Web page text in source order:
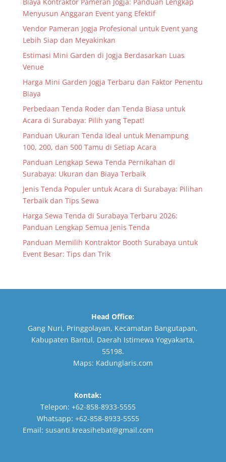
Menyusun Anggaran Event yang Efektif
Vendor Pameran Jogja Profesional untuk Event yang
Lebih Siap dan Meyakinkan
Estimasi Mini Garden di Jogja Berdasarkan Luas
Venue
Harga Mini Garden Jogja Terbaru dan Faktor Penentu
Biaya
Perbedaan Tenda Roder dan Tenda Biasa untuk
Acara di Surabaya: Pilih yang Tepat!
Panduan Ukuran Tenda Ideal untuk Menampung
100, 200, dan 500 Tamu di Setiap Acara
Panduan Lengkap Sewa Tenda Pernikahan di
Surabaya: Ukuran dan Biaya Terbaik
Jenis Tenda Populer untuk Acara di Surabaya: Pilihan
Terbaik dan Tips Sewa
Harga Sewa Tenda di Surabaya Terbaru 2026:
Panduan Lengkap Semua Jenis Tenda
Panduan Memilih Kontraktor Booth Surabaya untuk
Event Besar: Tips dan Trik
Head Office:
Gang Nuri, Pringgolayan, Kecamatan Bangutapan,
Kabupaten Bantul, Daerah Istimewa Yogyakarta,
55198.
Maps: Kadunglaris.com
Kontak:
Telepon: +62-858-8933-5555
Whatsapp: +62-858-8933-5555
Email: susanti.kreasihebat@gmail.com